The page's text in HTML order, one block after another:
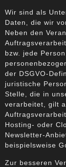
Wir sind als
Daten, die wir
Neben den
bzw. jede
der DSGVO-
juristische
Stelle, die in
verarbeitet, gilt
Hosting- oder
Newsletter-
beispielsweise
Zur besseren